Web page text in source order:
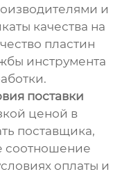
и
качества на
пластин
инструмента
поставки
ценой в
поставщика,
соотношение
оплаты и